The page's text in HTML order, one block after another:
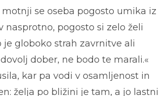
motnji se oseba pogosto umika iz
nasprotno, pogosto si zelo želi
je globoko strah zavrnitve ali
dober, ne bodo te marali.«
kar pa vodi v osamljenost in
želja po bližini je tam, a jo lastni